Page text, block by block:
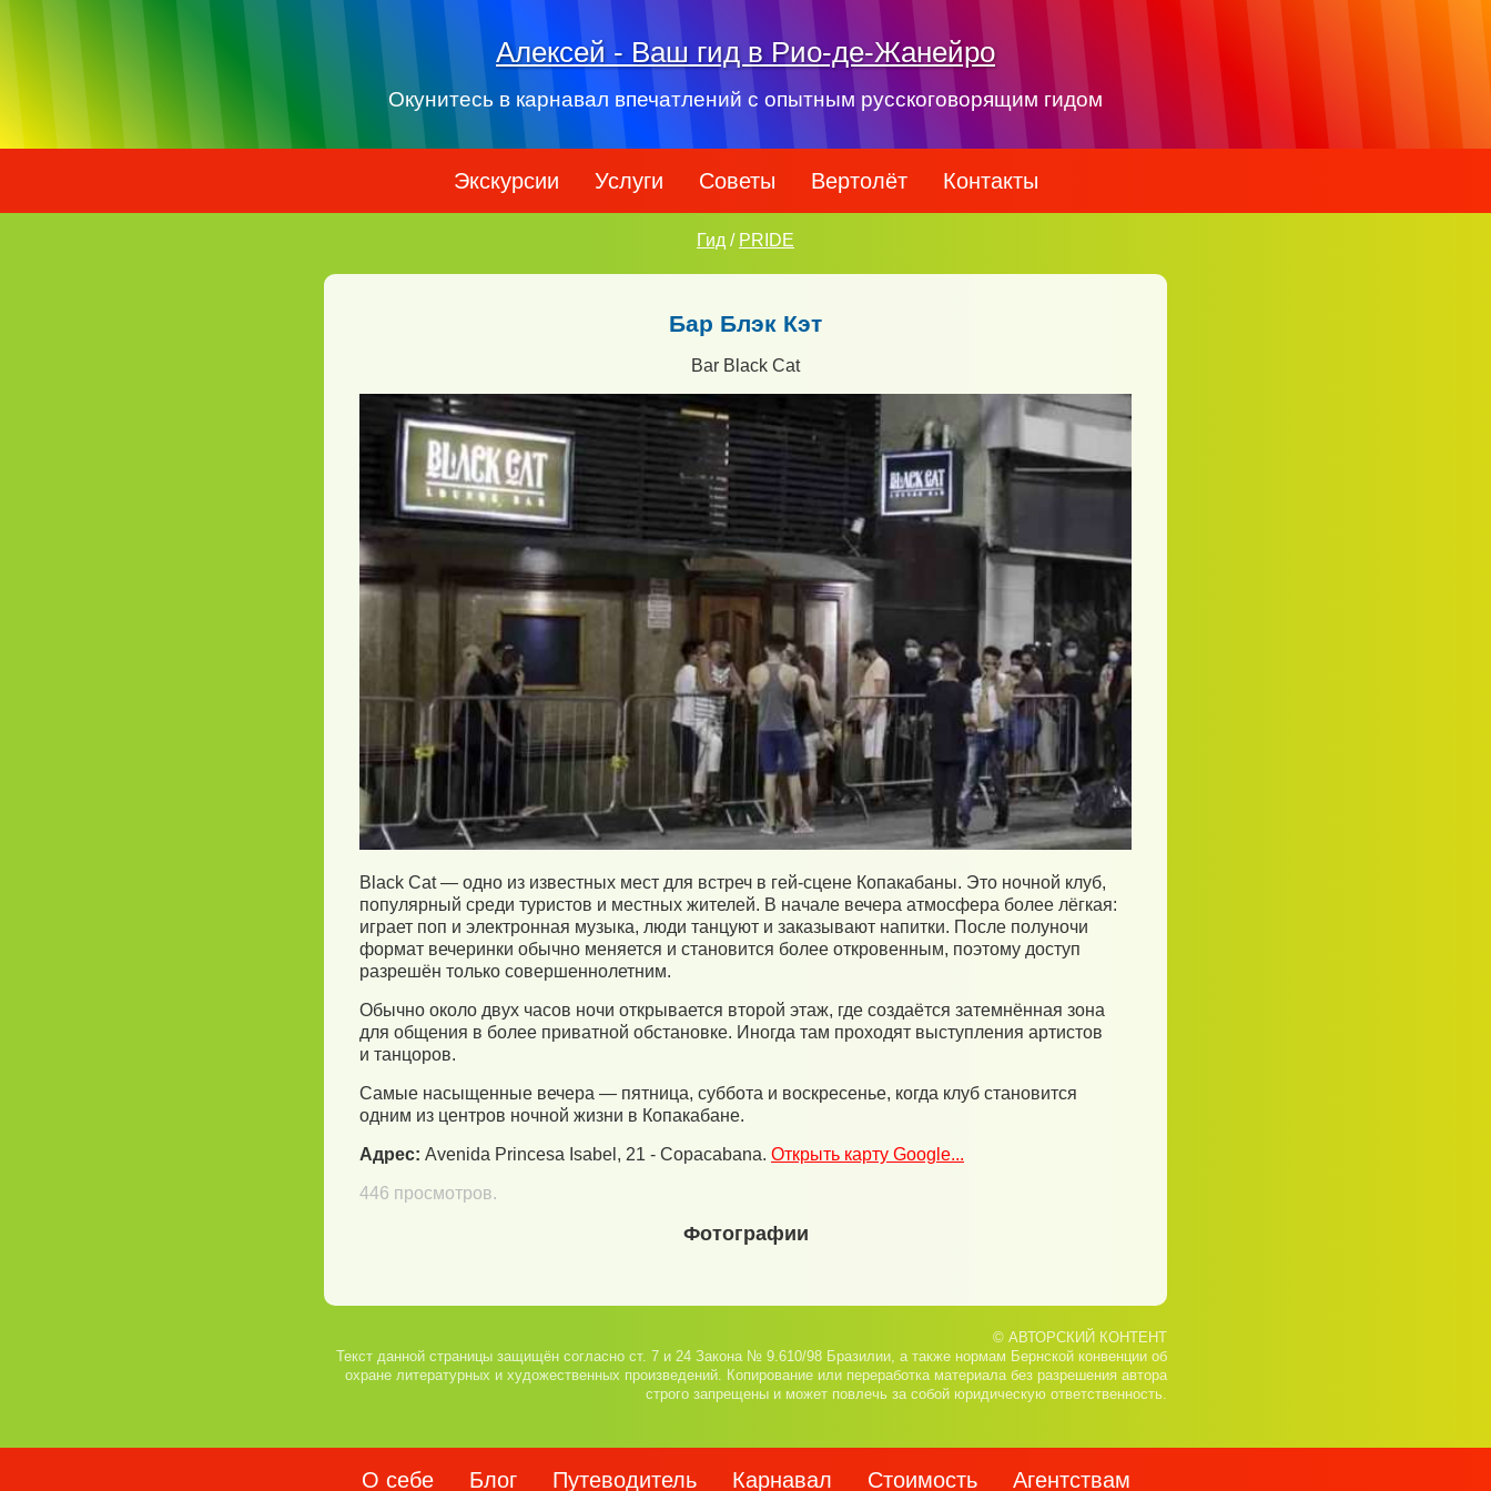
Алексей - Ваш гид в Рио-де-Жанейро
Окунитесь в карнавал впечатлений с опытным русскоговорящим гидом
Экскурсии Услуги Советы Вертолёт Контакты
Гид / PRIDE
Бар Блэк Кэт
Bar Black Cat
Black Cat — одно из известных мест для встреч в гей-сцене Копакабаны. Это ночной клуб,
популярный среди туристов и местных жителей. В начале вечера атмосфера более лёгкая:
играет поп и электронная музыка, люди танцуют и заказывают напитки. После полуночи
формат вечеринки обычно меняется и становится более откровенным, поэтому доступ
разрешён только совершеннолетним.
Обычно около двух часов ночи открывается второй этаж, где создаётся затемнённая зона
для общения в более приватной обстановке. Иногда там проходят выступления артистов
и танцоров.
Самые насыщенные вечера — пятница, суббота и воскресенье, когда клуб становится
одним из центров ночной жизни в Копакабане.
Адрес: Avenida Princesa Isabel, 21 - Copacabana. Открыть карту Google...
446 просмотров.
Фотографии
© АВТОРСКИЙ КОНТЕНТ
Текст данной страницы защищён согласно ст. 7 и 24 Закона № 9.610/98 Бразилии, а также нормам Бернской конвенции об
охране литературных и художественных произведений. Копирование или переработка материала без разрешения автора
строго запрещены и может повлечь за собой юридическую ответственность.
О себе Блог Путеводитель Карнавал Стоимость Агентствам